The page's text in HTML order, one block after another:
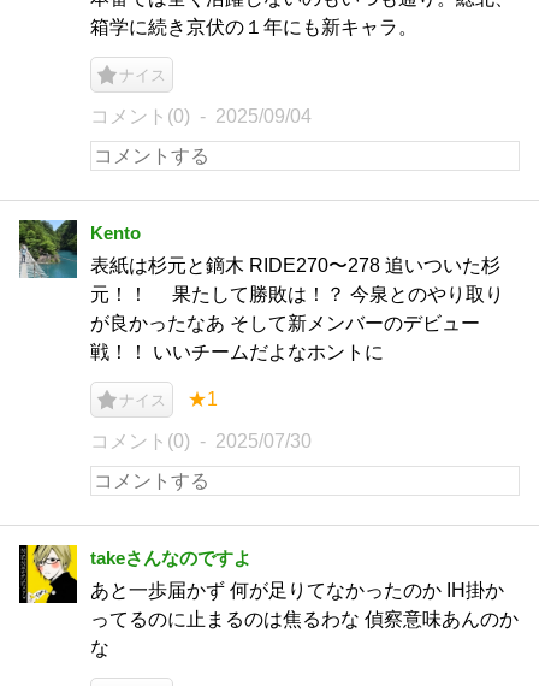
箱学に続き京伏の１年にも新キャラ。
ナイス
コメント(0) 2025/09/04
Kento
表紙は杉元と鏑木 RIDE270〜278 追いついた杉
元！！ 果たして勝敗は！？ 今泉とのやり取り
が良かったなあ そして新メンバーのデビュー
戦！！ いいチームだよなホントに
ナイス ★1
コメント(0) 2025/07/30
takeさんなのですよ
あと一歩届かず 何が足りてなかったのか IH掛か
ってるのに止まるのは焦るわな 偵察意味あんのか
な